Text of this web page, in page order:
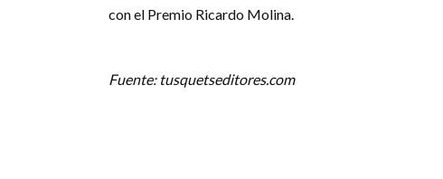
con el Premio Ricardo Molina.
Fuente: tusquetseditores.com